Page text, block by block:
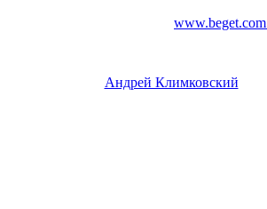
www.beget.com
Андрей Климковский